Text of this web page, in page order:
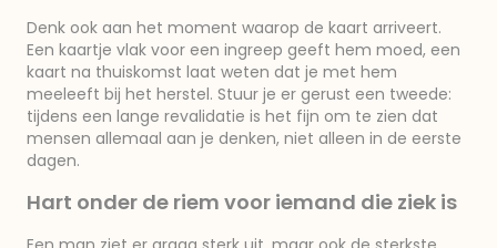
Denk ook aan het moment waarop de kaart arriveert.
Een kaartje vlak voor een ingreep geeft hem moed, een
kaart na thuiskomst laat weten dat je met hem
meeleeft bij het herstel. Stuur je er gerust een tweede:
tijdens een lange revalidatie is het fijn om te zien dat
mensen allemaal aan je denken, niet alleen in de eerste
dagen.
Hart onder de riem voor iemand die ziek is